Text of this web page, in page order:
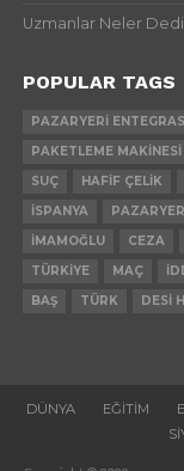
Uzmanlar Neler
POPULAR TAGS
PAZARYERI
PAKETLEME MAKINESI
SUÇ
HAFIF ÇELIK
İSPANYA
İMAMOĞLU
CEZA
TÜRKIYE
MAÇ
BAŞ
TÜRK DESI
DÜNYA EĞITIM